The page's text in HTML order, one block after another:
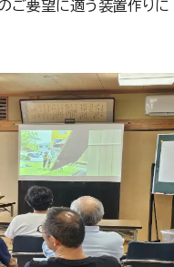
ご要望に適う装置作りに